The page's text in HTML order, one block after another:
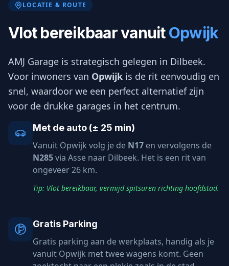
LOCATIE & ROUTE
Vlot bereikbaar vanuitOpwijk
AMJ Garage is strategisch gelegen in Dilbeek.
Voor inwoners van Opwijk is de rit eenvoudig en
snel, waardoor we een perfect alternatief zijn
voor de drukke garages in het centrum.
Met de auto (± 25 min)
Vanuit Opwijk volg je de N17 en vervolgens de
N285via Asse naar Dilbeek. Het is een rit van
ongeveer 26 km.
Tip: Vlot bereikbaar, vermijd spitsuren richting hoofdstad.
Gratis Parking
Gratis parking aan de werkplaats, handig als je
vanuit Opwijk met twee wagens komt. Geen